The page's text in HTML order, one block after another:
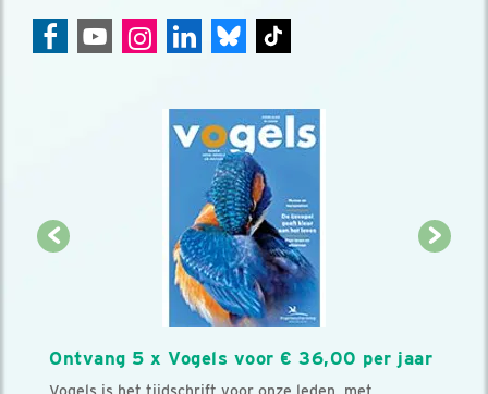
Ontvang 5 x Vogels voor € 36,00 per jaar